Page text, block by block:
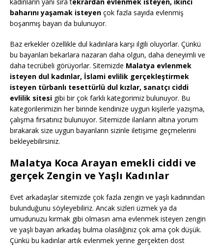
baharını yaşamak isteyen çok fazla sayıda evlenmiş
boşanmış bayan da bulunuyor.
Baz erkekler özellikle dul kadınlara karşı ilgili oluyorlar. Çünkü
bu bayanları bekarlara nazaran daha olgun, daha deneyimli ve
daha tecrübeli görüyorlar. Sitemizde Malatya evlenmek
isteyen dul kadınlar, İslami evlilik gerçekleştirmek
isteyen türbanlı tesettürlü dul kızlar, sanatçı ciddi
evlilik sitesi gibi bir çok farklı kategorimiz bulunuyor. Bu
kategorilerimizin her birinde kendinize uygun kişilerle yazışma,
çalışma fırsatınız bulunuyor. Sitemizde ilanların altına yorum
bırakarak size uygun bayanların sizinle iletişime geçmelerini
bekleyebilirsiniz.
Malatya Koca Arayan emekli ciddi ve
gerçek Zengin ve Yaşlı Kadınlar
Evet arkadaşlar sitemizde çok fazla zengin ve yaşlı kadınından
bulunduğunu söyleyebiliriz. Ancak sizleri üzmek ya da
umudunuzu kırmak gibi olmasın ama evlenmek isteyen zengin
ve yaşlı bayan arkadaş bulma olasılığınız çok ama çok düşük.
Çünkü bu kadınlar artık evlenmek yerine gerçekten dost